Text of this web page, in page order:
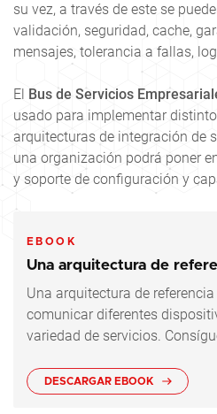
su vez, a través de este se
validación, seguridad, cache,
mensajes, tolerancia a fallas,
El Bus de Servicios
usado para implementar
arquitecturas de integración de
una organización podrá poner
y soporte de configuración y
EBOOK
Una arquitectura de
Una arquitectura de
comunicar diferentes
variedad de servicios.
DESCARGAR EBOOK